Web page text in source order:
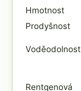
Hmotnost
Prodyšnost
Voděodolnost
Rentgenová